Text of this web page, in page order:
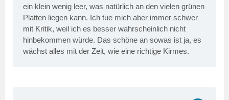
ein klein wenig leer, was natürlich an den vielen grünen
Platten liegen kann. Ich tue mich aber immer schwer
mit Kritik, weil ich es besser wahrscheinlich nicht
hinbekommen würde. Das schöne an sowas ist ja, es
wächst alles mit der Zeit, wie eine richtige Kirmes.